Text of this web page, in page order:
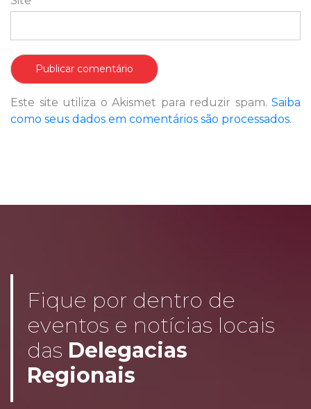
Este site utiliza o Akismet para reduzir spam. Saiba
como seus dados em comentários são processados.
Fique por dentro de
eventos e notícias locais
das Delegacias
Regionais